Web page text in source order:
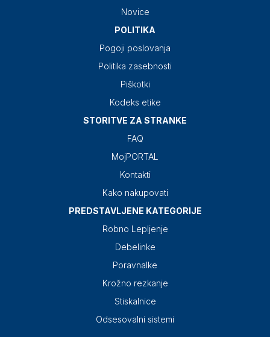
Novice
POLITIKA
Pogoji poslovanja
Politika zasebnosti
Piškotki
Kodeks etike
STORITVE ZA STRANKE
FAQ
MojPORTAL
Kontakti
Kako nakupovati
PREDSTAVLJENE KATEGORIJE
Robno Lepljenje
Debelinke
Poravnalke
Krožno rezkanje
Stiskalnice
Odsesovalni sistemi